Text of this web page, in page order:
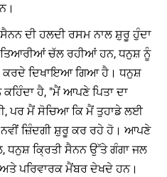
ਦੀ ਹਲਦੀ ਰਸਮ ਨਾਲ ਸ਼ੁਰੂ ਹੁੰਦਾ
ਚੱਲ ਰਹੀਆਂ ਹਨ, ਧਨੁਸ਼ ਨੂੰ
ਕਰਦੇ ਦਿਖਾਇਆ ਗਿਆ ਹੈ। ਧਨੁਸ਼
ਕਹਿੰਦਾ ਹੈ, "ਮੈਂ ਆਪਣੇ ਪਿਤਾ ਦਾ
ਪਰ ਮੈਂ ਸੋਚਿਆ ਕਿ ਮੈਂ ਤੁਹਾਡੇ ਲਈ
ਜ਼ਿੰਦਗੀ ਸ਼ੁਰੂ ਕਰ ਰਹੇ ਹੋ। ਆਪਣੇ
ਧਨੁਸ਼ ਕ੍ਰਿਤੀ ਸੈਨਨ ਉੱਤੇ ਗੰਗਾ ਜਲ
ਪਰਿਵਾਰਕ ਮੈਂਬਰ ਦੇਖਦੇ ਹਨ।